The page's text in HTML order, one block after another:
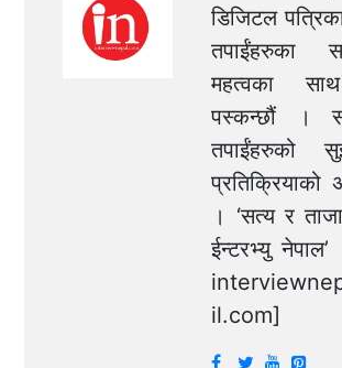
डिजिटल
तपाईंहरुका
महत्वका
पस्कन्छौं ।
तपाईंहरुको
प्रतिक्रियाको
। ‘सत्य र
ईन्टरभ्यु
il.com]